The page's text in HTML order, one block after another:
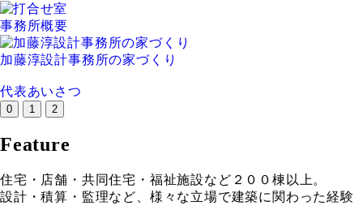
事務所概要
加藤淳設計事務所の家づくり
代表あいさつ
0 1 2
Feature
住宅・店舗・共同住宅・福祉施設など２００棟以上。
設計・積算・監理など、様々な立場で建築に関わった経験